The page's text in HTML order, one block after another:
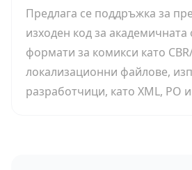
Предлага се поддръжка за
изходен код за
формати за комикси като
локализационни файлове,
разработчици, като XML, PO и